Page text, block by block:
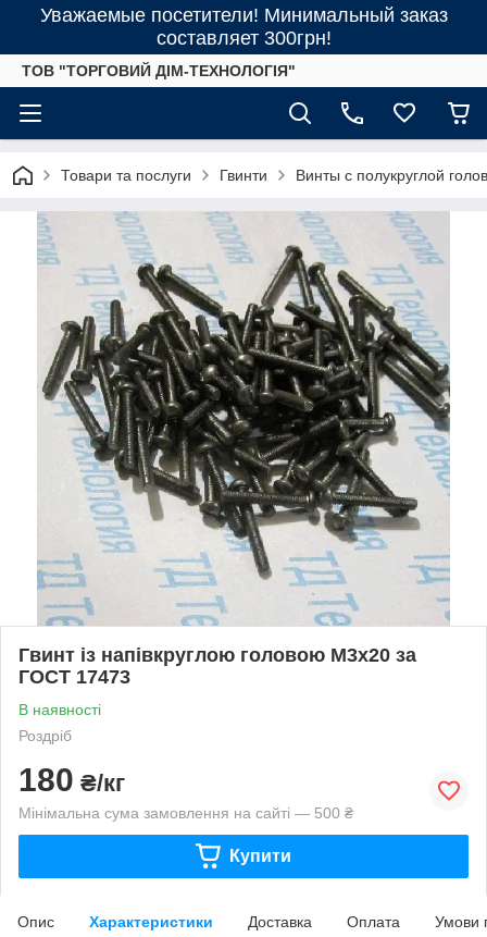
Уважаемые посетители! Минимальный заказ
составляет 300грн!
ТОВ "ТОРГОВИЙ ДІМ-ТЕХНОЛОГІЯ"
Товари та послуги Гвинти Винты с полукруглой
Гвинт із напівкруглою головою М3х20 за
ГОСТ 17473
В наявності
Роздріб
180 ₴/кг
Мінімальна сума замовлення на сайті — 500 ₴
Купити
Опис Характеристики Доставка Оплата Умови